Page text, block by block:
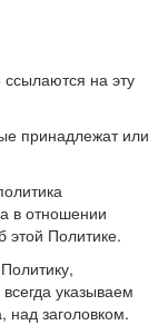
на эту
принадлежат или
в отношении
этой Политике.
указываем
над заголовком.